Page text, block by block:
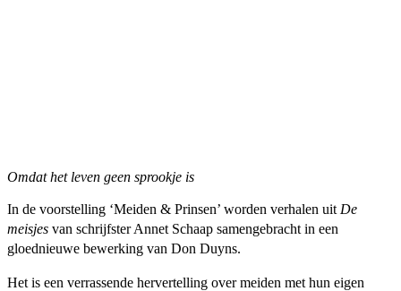
Omdat het leven geen sprookje is
In de voorstelling ‘Meiden & Prinsen’ worden verhalen uit De
meisjes van schrijfster Annet Schaap samengebracht in een
gloednieuwe bewerking van Don Duyns.
Het is een verrassende hervertelling over meiden met hun eigen